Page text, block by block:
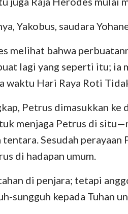
Yosua
Rut
II Samuel
II Raja-Raja
II Tawarikh
Nehemia
Ayub
Amsal
Kidung Agung
Yakobus, saudara
melihat bahwa
lagi yang seperti itu; ia
waktu Hari Raya Roti
Petrus dimasukkan ke
menjaga Petrus di
Sesudah perayaan
di hadapan umum.
di penjara; tetapi
sungguh kepada Tuhan